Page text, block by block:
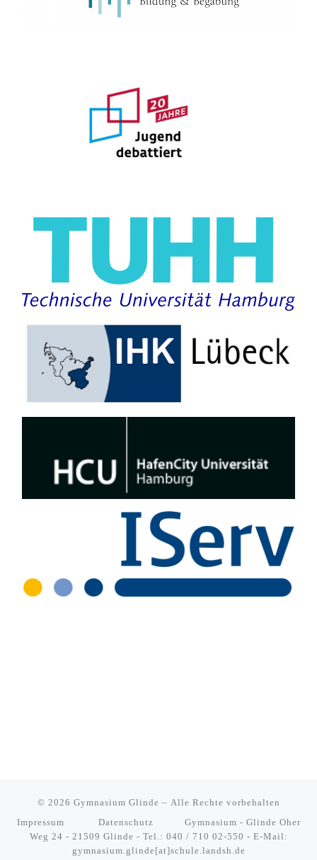
© 2026 Gymnasium Glinde – Alle Rechte vorbehalten
Impressum
Datenschutz Gymnasium - Glinde Oher
Weg 24 - 21509 Glinde - Tel.: 040 / 710 02-550 - E-Mail:
gymnasium.glinde[at]schule.landsh.de